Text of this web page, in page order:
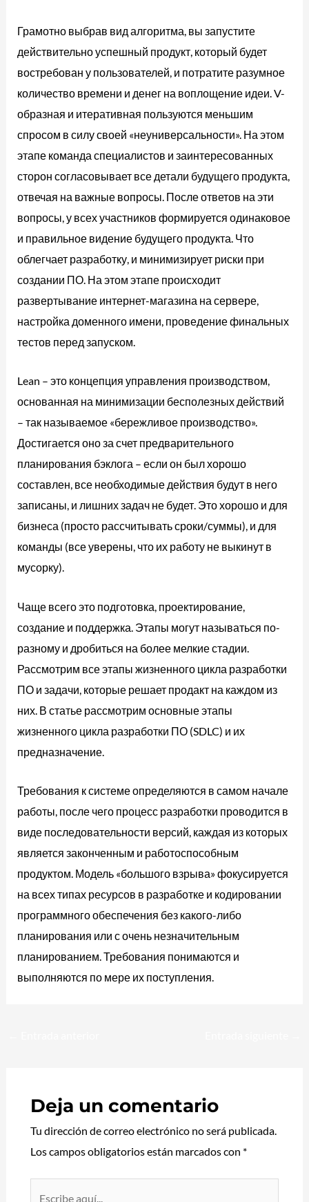
Грамотно выбрав вид алгоритма, вы запустите
действительно успешный продукт, который будет
востребован у пользователей, и потратите разумное
количество времени и денег на воплощение идеи. V-
образная и итеративная пользуются меньшим
спросом в силу своей «неуниверсальности». На этом
этапе команда специалистов и заинтересованных
сторон согласовывает все детали будущего продукта,
отвечая на важные вопросы. После ответов на эти
вопросы, у всех участников формируется одинаковое
и правильное видение будущего продукта. Что
облегчает разработку, и минимизирует риски при
создании ПО. На этом этапе происходит
развертывание интернет-магазина на сервере,
настройка доменного имени, проведение финальных
тестов перед запуском.
Lean – это концепция управления производством,
основанная на минимизации бесполезных действий
– так называемое «бережливое производство».
Достигается оно за счет предварительного
планирования бэклога – если он был хорошо
составлен, все необходимые действия будут в него
записаны, и лишних задач не будет. Это хорошо и для
бизнеса (просто рассчитывать сроки/суммы), и для
команды (все уверены, что их работу не выкинут в
мусорку).
Чаще всего это подготовка, проектирование,
создание и поддержка. Этапы могут называться по-
разному и дробиться на более мелкие стадии.
Рассмотрим все этапы жизненного цикла разработки
ПО и задачи, которые решает продакт на каждом из
них. В статье рассмотрим основные этапы
жизненного цикла разработки ПО (SDLC) и их
предназначение.
Требования к системе определяются в самом начале
работы, после чего процесс разработки проводится в
виде последовательности версий, каждая из которых
является законченным и работоспособным
продуктом. Модель «большого взрыва» фокусируется
на всех типах ресурсов в разработке и кодировании
программного обеспечения без какого-либо
планирования или с очень незначительным
планированием. Требования понимаются и
выполняются по мере их поступления.
Deja un comentario
Tu dirección de correo electrónico no será publicada.
Los campos obligatorios están marcados con *